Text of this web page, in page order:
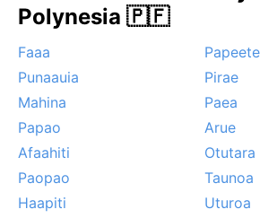
Polynesia 🇵🇫
Faaa
Papeete
Punaauia
Pirae
Mahina
Paea
Papao
Arue
Afaahiti
Otutara
Paopao
Taunoa
Haapiti
Uturoa